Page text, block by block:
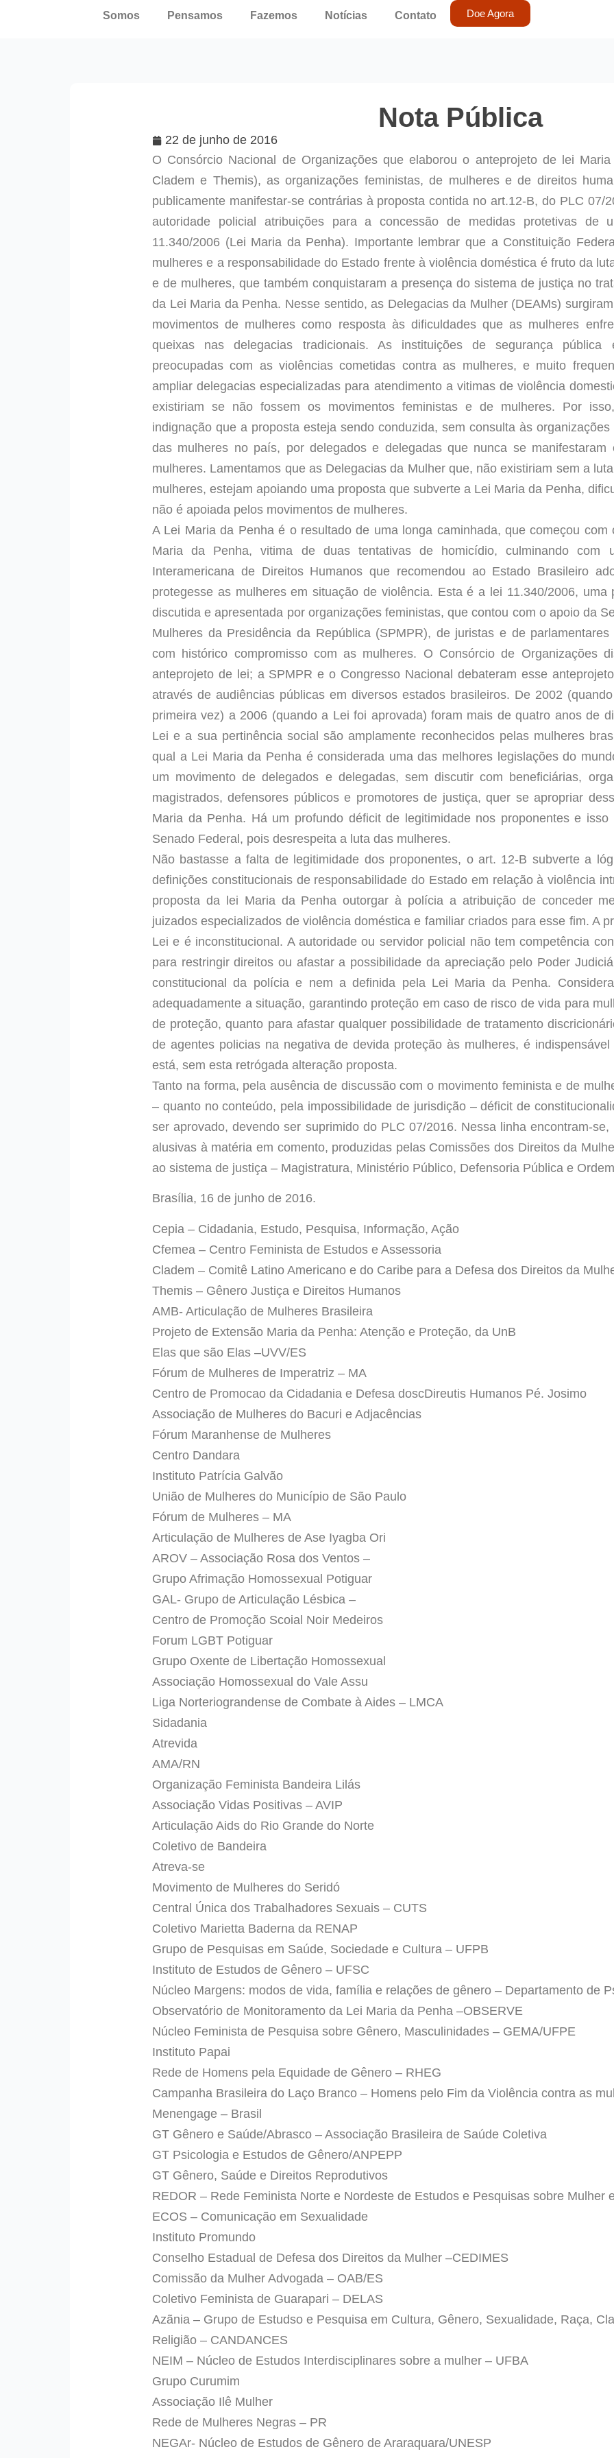
Somos Pensamos Fazemos Notícias Contato Doe Agora
Nota Pública
22 de junho de 2016
O Consórcio Nacional de Organizações que elaborou o anteprojeto de lei
Cladem e Themis), as organizações feministas, de mulheres e de direitos
publicamente manifestar-se contrárias à proposta contida no art.12-B, do PLC 07/
autoridade policial atribuições para a concessão de medidas protetivas de
11.340/2006 (Lei Maria da Penha). Importante lembrar que a Constituição
mulheres e a responsabilidade do Estado frente à violência doméstica é fruto da
e de mulheres, que também conquistaram a presença do sistema de justiça no
da Lei Maria da Penha. Nesse sentido, as Delegacias da Mulher (DEAMs)
movimentos de mulheres como resposta às dificuldades que as mulheres
queixas nas delegacias tradicionais. As instituições de segurança pública
preocupadas com as violências cometidas contra as mulheres, e muito
ampliar delegacias especializadas para atendimento a vitimas de violência
existiriam se não fossem os movimentos feministas e de mulheres. Por
indignação que a proposta esteja sendo conduzida, sem consulta às
das mulheres no país, por delegados e delegadas que nunca se
mulheres. Lamentamos que as Delegacias da Mulher que, não existiriam sem a
mulheres, estejam apoiando uma proposta que subverte a Lei Maria da Penha,
não é apoiada pelos movimentos de mulheres.
A Lei Maria da Penha é o resultado de uma longa caminhada, que começou
Maria da Penha, vitima de duas tentativas de homicídio, culminando com
Interamericana de Direitos Humanos que recomendou ao Estado Brasileiro
protegesse as mulheres em situação de violência. Esta é a lei 11.340/2006, uma
discutida e apresentada por organizações feministas, que contou com o apoio da
Mulheres da Presidência da República (SPMPR), de juristas e de
com histórico compromisso com as mulheres. O Consórcio de Organizações
anteprojeto de lei; a SPMPR e o Congresso Nacional debateram esse
através de audiências públicas em diversos estados brasileiros. De 2002
primeira vez) a 2006 (quando a Lei foi aprovada) foram mais de quatro anos de
Lei e a sua pertinência social são amplamente reconhecidos pelas mulheres
qual a Lei Maria da Penha é considerada uma das melhores legislações do
um movimento de delegados e delegadas, sem discutir com beneficiárias,
magistrados, defensores públicos e promotores de justiça, quer se apropriar
Maria da Penha. Há um profundo déficit de legitimidade nos proponentes e
Senado Federal, pois desrespeita a luta das mulheres.
Não bastasse a falta de legitimidade dos proponentes, o art. 12-B subverte a
definições constitucionais de responsabilidade do Estado em relação à violência
proposta da lei Maria da Penha outorgar à polícia a atribuição de conceder
juizados especializados de violência doméstica e familiar criados para esse fim. A
Lei e é inconstitucional. A autoridade ou servidor policial não tem competência
para restringir direitos ou afastar a possibilidade da apreciação pelo Poder
constitucional da polícia e nem a definida pela Lei Maria da Penha.
adequadamente a situação, garantindo proteção em caso de risco de vida para
de proteção, quanto para afastar qualquer possibilidade de tratamento
de agentes policias na negativa de devida proteção às mulheres, é
está, sem esta retrógada alteração proposta.
Tanto na forma, pela ausência de discussão com o movimento feminista e de
– quanto no conteúdo, pela impossibilidade de jurisdição – déficit de
ser aprovado, devendo ser suprimido do PLC 07/2016. Nessa linha encontram-
alusivas à matéria em comento, produzidas pelas Comissões dos Direitos da
ao sistema de justiça – Magistratura, Ministério Público, Defensoria Pública e
Brasília, 16 de junho de 2016.
Cepia – Cidadania, Estudo, Pesquisa, Informação, Ação
Cfemea – Centro Feminista de Estudos e Assessoria
Cladem – Comitê Latino Americano e do Caribe para a Defesa dos Direitos da
Themis – Gênero Justiça e Direitos Humanos
AMB- Articulação de Mulheres Brasileira
Projeto de Extensão Maria da Penha: Atenção e Proteção, da UnB
Elas que são Elas –UVV/ES
Fórum de Mulheres de Imperatriz – MA
Centro de Promocao da Cidadania e Defesa doscDireutis Humanos Pé. Josimo
Associação de Mulheres do Bacuri e Adjacências
Fórum Maranhense de Mulheres
Centro Dandara
Instituto Patrícia Galvão
União de Mulheres do Município de São Paulo
Fórum de Mulheres – MA
Articulação de Mulheres de Ase Iyagba Ori
AROV – Associação Rosa dos Ventos –
Grupo Afrimação Homossexual Potiguar
GAL- Grupo de Articulação Lésbica –
Centro de Promoção Scoial Noir Medeiros
Forum LGBT Potiguar
Grupo Oxente de Libertação Homossexual
Associação Homossexual do Vale Assu
Liga Norteriograndense de Combate à Aides – LMCA
Sidadania
Atrevida
AMA/RN
Organização Feminista Bandeira Lilás
Associação Vidas Positivas – AVIP
Articulação Aids do Rio Grande do Norte
Coletivo de Bandeira
Atreva-se
Movimento de Mulheres do Seridó
Central Única dos Trabalhadores Sexuais – CUTS
Coletivo Marietta Baderna da RENAP
Grupo de Pesquisas em Saúde, Sociedade e Cultura – UFPB
Instituto de Estudos de Gênero – UFSC
Núcleo Margens: modos de vida, família e relações de gênero – Departamento de
Observatório de Monitoramento da Lei Maria da Penha –OBSERVE
Núcleo Feminista de Pesquisa sobre Gênero, Masculinidades – GEMA/UFPE
Instituto Papai
Rede de Homens pela Equidade de Gênero – RHEG
Campanha Brasileira do Laço Branco – Homens pelo Fim da Violência contra as
Menengage – Brasil
GT Gênero e Saúde/Abrasco – Associação Brasileira de Saúde Coletiva
GT Psicologia e Estudos de Gênero/ANPEPP
GT Gênero, Saúde e Direitos Reprodutivos
REDOR – Rede Feminista Norte e Nordeste de Estudos e Pesquisas sobre Mulher
ECOS – Comunicação em Sexualidade
Instituto Promundo
Conselho Estadual de Defesa dos Direitos da Mulher –CEDIMES
Comissão da Mulher Advogada – OAB/ES
Coletivo Feminista de Guarapari – DELAS
Azãnia – Grupo de Estudso e Pesquisa em Cultura, Gênero, Sexualidade, Raça,
Religião – CANDANCES
NEIM – Núcleo de Estudos Interdisciplinares sobre a mulher – UFBA
Grupo Curumim
Associação Ilê Mulher
Rede de Mulheres Negras – PR
NEGAr- Núcleo de Estudos de Gênero de Araraquara/UNESP